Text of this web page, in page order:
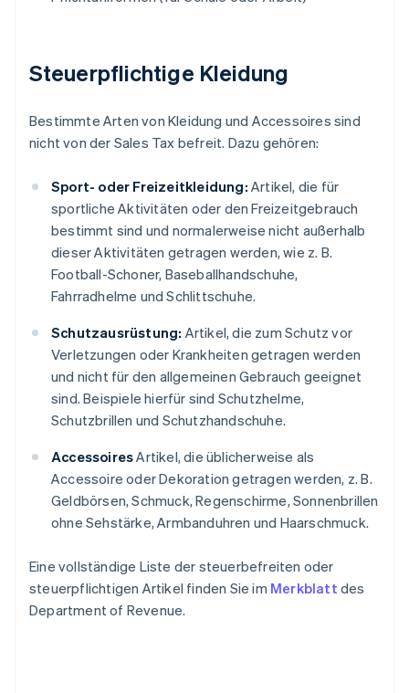
Steuerpflichtige Kleidung
Bestimmte Arten von Kleidung und Accessoires sind
nicht von der Sales Tax befreit. Dazu gehören:
Sport- oder Freizeitkleidung: Artikel, die für
sportliche Aktivitäten oder den Freizeitgebrauch
bestimmt sind und normalerweise nicht außerhalb
dieser Aktivitäten getragen werden, wie z. B.
Football-Schoner, Baseballhandschuhe,
Fahrradhelme und Schlittschuhe.
Schutzausrüstung: Artikel, die zum Schutz vor
Verletzungen oder Krankheiten getragen werden
und nicht für den allgemeinen Gebrauch geeignet
sind. Beispiele hierfür sind Schutzhelme,
Schutzbrillen und Schutzhandschuhe.
AccessoiresArtikel, die üblicherweise als
Accessoire oder Dekoration getragen werden, z. B.
Geldbörsen, Schmuck, Regenschirme, Sonnenbrillen
ohne Sehstärke, Armbanduhren und Haarschmuck.
Eine vollständige Liste der steuerbefreiten oder
steuerpflichtigen Artikel finden Sie im Merkblatt des
Department of Revenue.